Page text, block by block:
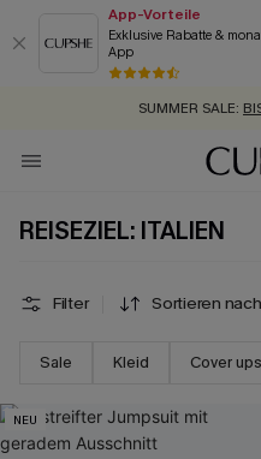
App-Vorteile
Exklusive Rabatte &
App
GRATIS MASSBAND MIT
SUMMER SALE:
ZUM NEWSLETTER:BIS
KOSTENLOSER
REISEZIEL: ITALIEN
Filter Sortieren nach
Sale Kleid Cover ups
NEU